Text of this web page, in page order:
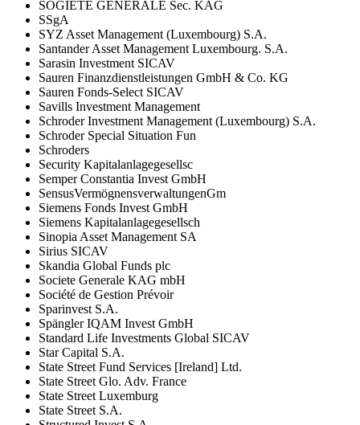
SOGIETE GENERALE Sec. KAG
SSgA
SYZ Asset Management (Luxembourg) S.A.
Santander Asset Management Luxembourg. S.A.
Sarasin Investment SICAV
Sauren Finanzdienstleistungen GmbH & Co. KG
Sauren Fonds-Select SICAV
Savills Investment Management
Schroder Investment Management (Luxembourg) S.A.
Schroder Special Situation Fun
Schroders
Security Kapitalanlagegesellsc
Semper Constantia Invest GmbH
SensusVermögnensverwaltungenGm
Siemens Fonds Invest GmbH
Siemens Kapitalanlagegesellsch
Sinopia Asset Management SA
Sirius SICAV
Skandia Global Funds plc
Societe Generale KAG mbH
Société de Gestion Prévoir
Sparinvest S.A.
Spängler IQAM Invest GmbH
Standard Life Investments Global SICAV
Star Capital S.A.
State Street Fund Services [Ireland] Ltd.
State Street Glo. Adv. France
State Street Luxemburg
State Street S.A.